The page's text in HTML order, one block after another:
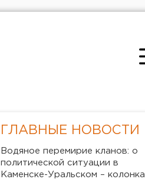
ГЛАВНЫЕ НОВОСТИ
Водяное перемирие кланов: о
политической ситуации в
Каменске-Уральском – колонка